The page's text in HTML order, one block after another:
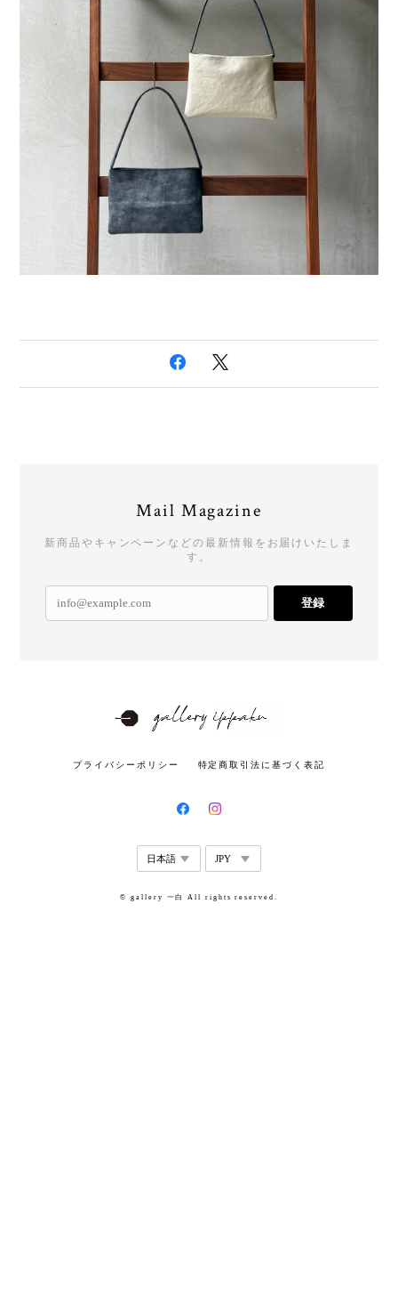
Mail Magazine
新商品やキャンペーンなどの最新情報をお届けいたしま
す。
登録
プライバシーポリシー 特定商取引法に基づく表記
© gallery 一白 All rights reserved.